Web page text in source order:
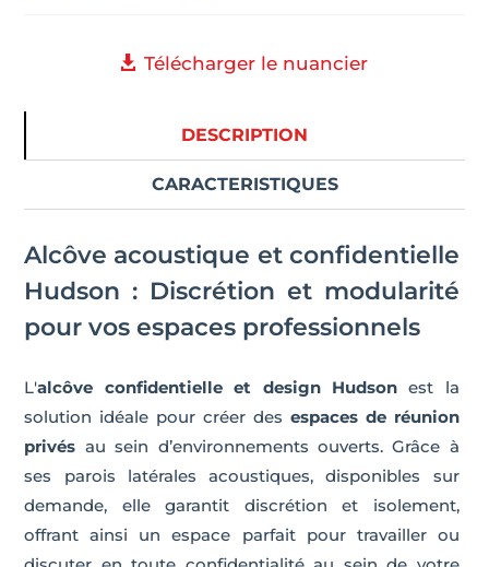
Télécharger le nuancier
DESCRIPTION
CARACTERISTIQUES
Alcôve acoustique et confidentielle
Hudson : Discrétion et modularité
pour vos espaces professionnels
L'alcôve confidentielle et design Hudsonest la
solution idéale pour créer des espaces de réunion
privés au sein d’environnements ouverts. Grâce à
ses parois latérales acoustiques, disponibles sur
demande, elle garantit discrétion et isolement,
offrant ainsi un espace parfait pour travailler ou